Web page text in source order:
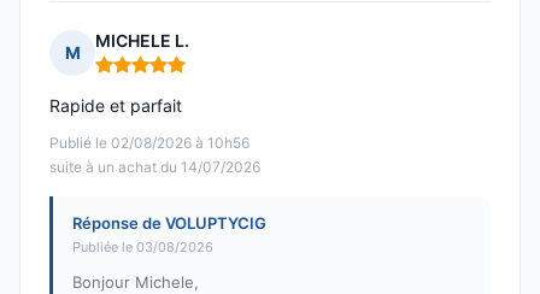
M
MICHELE L.
Note : 5 sur 5
Publié le 02/08/2026 à 10h56
suite à un achat du 14/07/2026
Rapide et parfait
Réponse de VOLUPTYCIG
Publiée le 03/08/2026
Bonjour Michele,